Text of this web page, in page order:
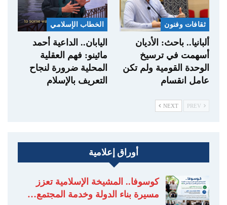
ثقافات وفنون
ألبانيا.. باحث: الأديان
أسهمت في ترسيخ
الوحدة القومية ولم تكن
عامل انقسام
الخطاب الإسلامي
اليابان.. الداعية أحمد
مائينو: فهم العقلية
المحلية ضرورة لنجاح
التعريف بالإسلام
NEXT
أوراق إعلامية
كوسوفا.. المشيخة الإسلامية تعزز
مسيرة بناء الدولة وخدمة المجتمع…